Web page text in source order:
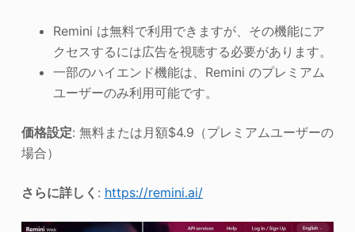
Remini は無料で利用できますが、その機能にア
クセスするには広告を視聴する必要があります。
一部のハイエンド機能は、Remini のプレミアム
ユーザーのみ利用可能です。
価格設定: 無料または月額$4.9（プレミアムユーザーの
場合）
さらに詳しく : https://remini.ai/